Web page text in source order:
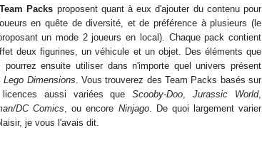
Team Packs proposent quant à eux d'ajouter du contenu pour
en quête de diversité, et de préférence à plusieurs (le
un mode 2 joueurs en local). Chaque pack contient
deux figurines, un véhicule et un objet. Des éléments que
pourrez ensuite utiliser dans n'importe quel univers présent
Lego Dimensions. Vous trouverez des Team Packs basés sur
aussi variées queScooby-Doo,Jurassic World,
DC Comics, ouencore Ninjago. De quoi largement varier
je vous l'avais dit.